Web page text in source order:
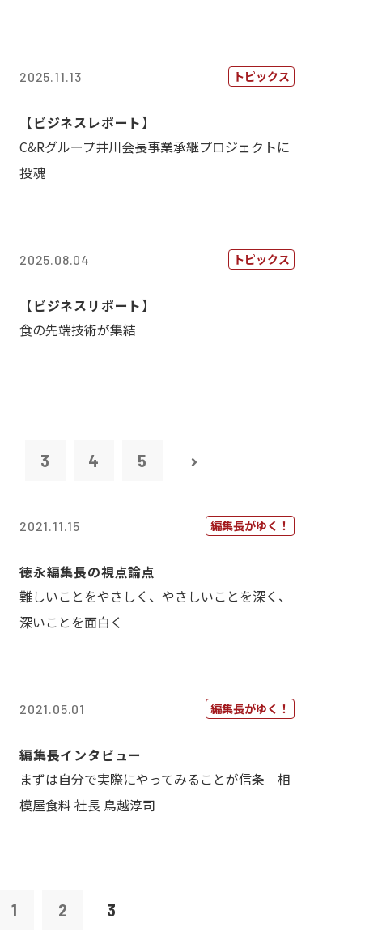
2025.11.13 トピックス
【ビジネスレポート】
C&Rグループ井川会長事業承継プロジェクトに
投魂
2025.08.04 トピックス
【ビジネスリポート】
食の先端技術が集結
3 4 5
2021.11.15 編集長がゆく！
徳永編集長の視点論点
難しいことをやさしく、やさしいことを深く、
深いことを面白く
2021.05.01 編集長がゆく！
編集長インタビュー
まずは自分で実際にやってみることが信条 相
模屋食料 社長 鳥越淳司
1 2 3